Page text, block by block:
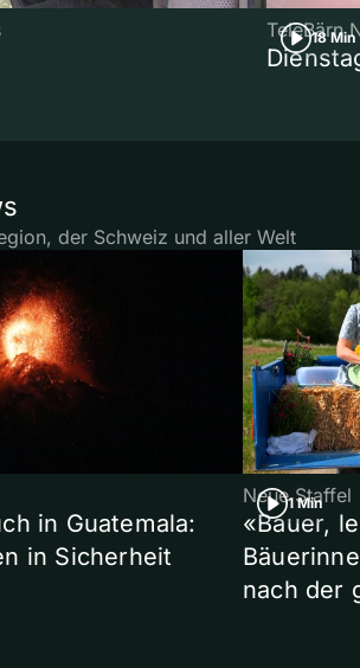
18 Min
TeleBärn
der Schweiz und aller Welt
in Guatemala:
in Sicherheit
1 Min
Neue Staffel
«Bauer,
nach der